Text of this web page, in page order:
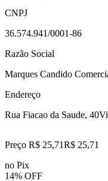
CNPJ
36.574.941/0001-86
Razão Social
Marques Candido
Endereço
Rua Fiacao da Saude, 40
Preço R$ 25,71R$ 25,71
no Pix
14% OFF